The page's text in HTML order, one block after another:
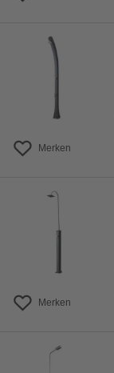
Merken
Merken